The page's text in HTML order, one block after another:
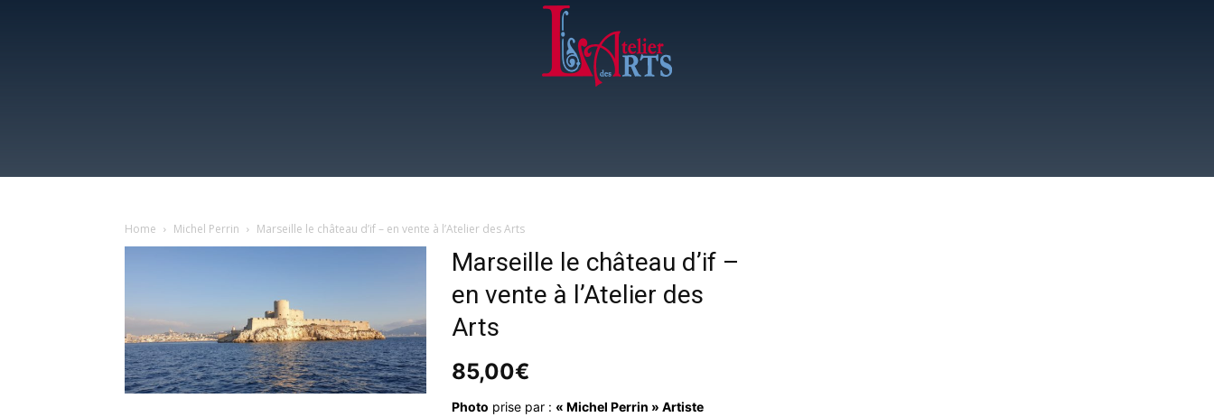
des
Home Michel Perrin Marseille le château d’if – en vente à l’Atelier des Arts
Marseille le château d’if –
en vente à l’Atelier des
Arts
85,00€
Photo prise par : « Michel Perrin » Artiste